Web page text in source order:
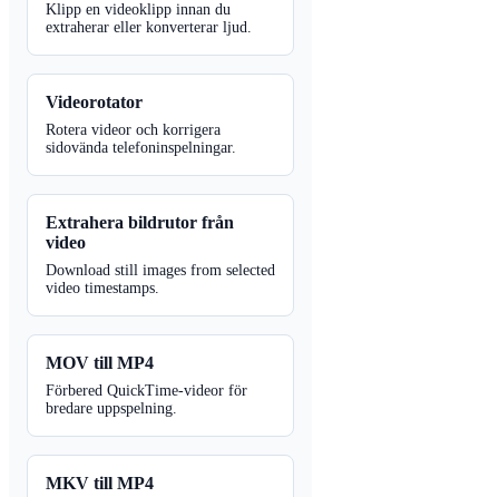
Klipp en videoklipp innan du
extraherar eller konverterar ljud.
Videorotator
Rotera videor och korrigera
sidovända telefoninspelningar.
Extrahera bildrutor från
video
Download still images from selected
video timestamps.
MOV till MP4
Förbered QuickTime-videor för
bredare uppspelning.
MKV till MP4